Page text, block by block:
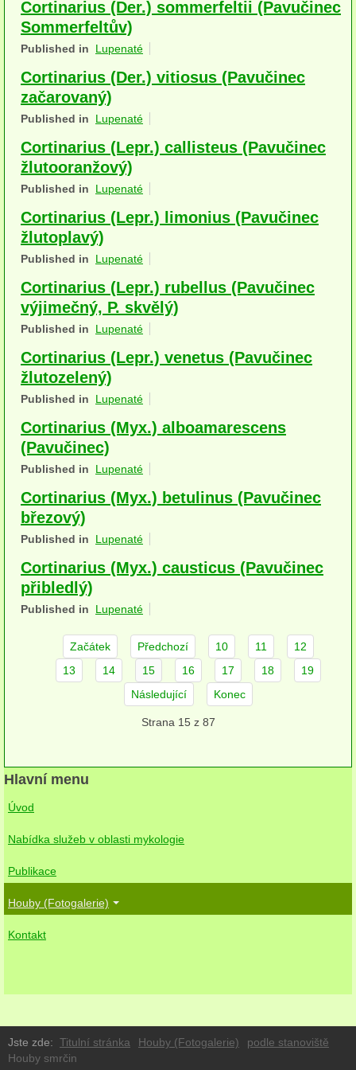
Houby (Fotogalerie)
podle typu plodnic
Apothecia
na dřevě
mykorhizni
terestrické saprotrofní
fungikolní
šišky, plody, květy
lichenizované
herbikolní-dvouděložné
herbikolní-jednoděložné
herbikolní-kapraďorosty
Perithecia stromatická
Perithecia nestromatická
Rosoly
Kornacovité
Choroše
bílá hniloba
hnědá hniloba
kloboukaté
polorozlité
na listnáčích
na zemi
Liškovité
Ježaté
Hřibovité
Cortinarius (Der.) sommerfeltii (Pavučinec
Sommerfeltův)
Published in Lupenaté
Cortinarius (Der.) vitiosus (Pavučinec
začarovaný)
Published in Lupenaté
Cortinarius (Lepr.) callisteus (Pavučinec
žlutooranžový)
Published in Lupenaté
Cortinarius (Lepr.) limonius (Pavučinec
žlutoplavý)
Published in Lupenaté
Cortinarius (Lepr.) rubellus (Pavučinec
výjimečný, P. skvělý)
Published in Lupenaté
Cortinarius (Lepr.) venetus (Pavučinec
žlutozelený)
Published in Lupenaté
Cortinarius (Myx.) alboamarescens
(Pavučinec)
Published in Lupenaté
Cortinarius (Myx.) betulinus (Pavučinec
březový)
Published in Lupenaté
Cortinarius (Myx.) causticus (Pavučinec
přibledlý)
Published in Lupenaté
Začátek Předchozí 10 11
12
13
14 15 16 17 18
19
Následující
Konec
Strana 15 z 87
Hlavní menu
Úvod
Nabídka služeb v oblasti mykologie
Publikace
Houby (Fotogalerie)
Kontakt
Jste zde: Titulní stránka Houby (Fotogalerie)
podle stanoviště
Houby smrčin